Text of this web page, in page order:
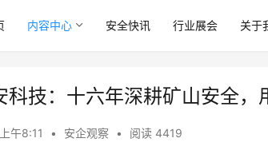
内容中心 安全快讯 行业展会 关于
科技：十六年深耕矿山安全，
午8:11 • 安企观察 • 阅读 4419